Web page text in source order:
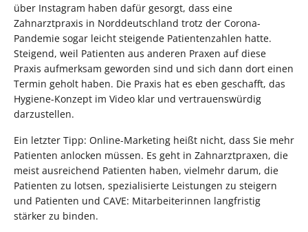
über Instagram haben dafür gesorgt, dass eine
Zahnarztpraxis in Norddeutschland trotz der Corona-
Pandemie sogar leicht steigende Patientenzahlen hatte.
Steigend, weil Patienten aus anderen Praxen auf diese
Praxis aufmerksam geworden sind und sich dann dort einen
Termin geholt haben. Die Praxis hat es eben geschafft, das
Hygiene-Konzept im Video klar und vertrauenswürdig
darzustellen.
Ein letzter Tipp: Online-Marketing heißt nicht, dass Sie mehr
Patienten anlocken müssen. Es geht in Zahnarztpraxen, die
meist ausreichend Patienten haben, vielmehr darum, die
Patienten zu lotsen, spezialisierte Leistungen zu steigern
und Patienten und CAVE: Mitarbeiterinnen langfristig
stärker zu binden.